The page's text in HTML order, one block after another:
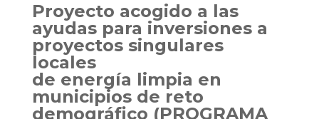
Proyecto acogido a las
ayudas para inversiones a
proyectos singulares
locales
de energía limpia en
municipios de reto
demográfico (PROGRAMA